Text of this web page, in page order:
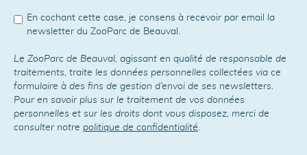
En cochant cette case, je consens à recevoir par email la
newsletter du ZooParc de Beauval.
Le ZooParc de Beauval, agissant en qualité de responsable de
traitements, traite les données personnelles collectées via ce
formulaire à des fins de gestion d’envoi de ses newsletters.
Pour en savoir plus sur le traitement de vos données
personnelles et sur les droits dont vous disposez, merci de
consulter notre politique de confidentialité